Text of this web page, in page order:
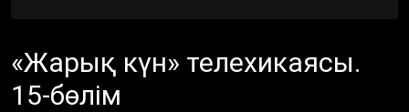
«Жарық күн» телехикаясы.
15-бөлім